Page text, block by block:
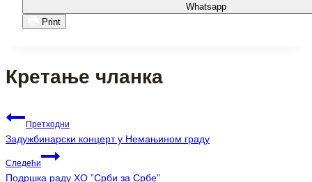
Whatsapp
Print
Кретање чланка
Претходни
Задужбинарски концерт у Немањином граду
Следећи
Подршка раду ХО ”Срби за Србе”